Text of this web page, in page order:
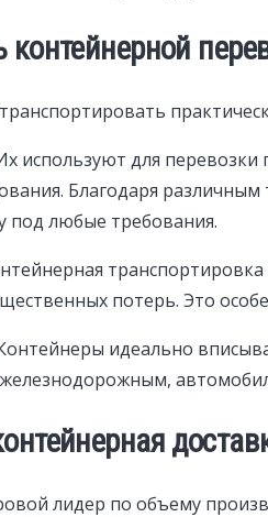
контейнерной
используют для
Благодаря
под любые требования.
потерь. Это
идеально
лидер по объему